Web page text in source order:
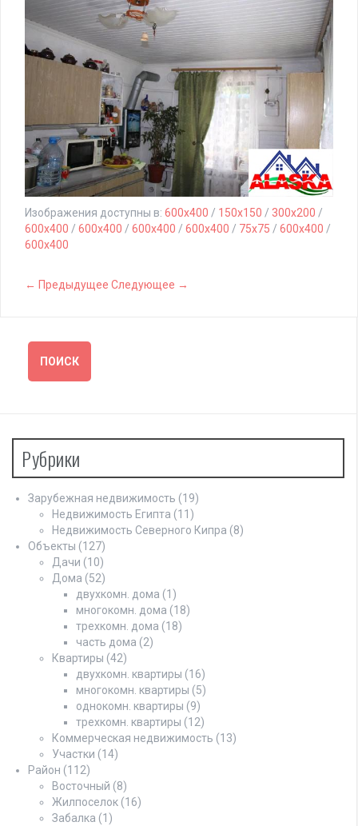
Изображения доступны в: 600x400 / 150x150 / 300x200 /
600x400 / 600x400 / 600x400 / 600x400 / 75x75 / 600x400 /
600x400
← Предыдущее Следующее →
Рубрики
Зарубежная недвижимость (19)
Недвижимость Египта (11)
Недвижимость Северного Кипра (8)
Объекты (127)
Дачи (10)
Дома (52)
двухкомн. дома (1)
многокомн. дома (18)
трехкомн. дома (18)
часть дома (2)
Квартиры (42)
двухкомн. квартиры (16)
многокомн. квартиры (5)
однокомн. квартиры (9)
трехкомн. квартиры (12)
Коммерческая недвижимость (13)
Участки (14)
Район (112)
Восточный (8)
Жилпоселок (16)
Забалка (1)